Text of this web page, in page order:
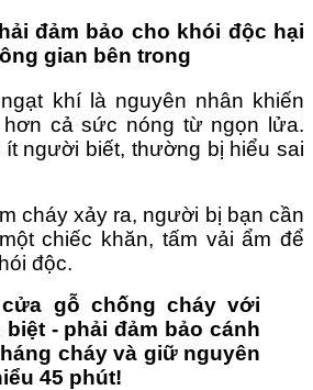
đảm bảo cho khói độc hại
gian bên trong
khí là nguyên nhân khiến
cả sức nóng từ ngọn lửa.
người biết, thường bị hiểu sai
cháy xảy ra, người bị bạn cần
chiếc khăn, tấm vải ẩm để
độc.
cửa gỗ chống cháy với
- phải đảm bảo cánh
cháy và giữ nguyên
45 phút!